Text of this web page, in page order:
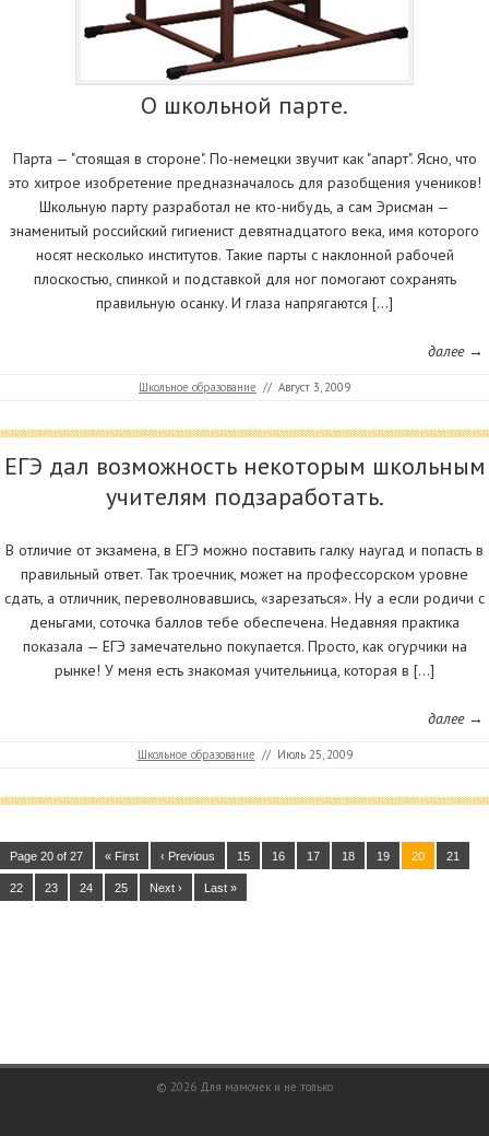
О школьной парте.
Парта — "стоящая в стороне". По-немецки звучит как "апарт". Ясно, что
это хитрое изобретение предназначалось для разобщения учеников!
Школьную парту разработал не кто-нибудь, а сам Эрисман —
знаменитый российский гигиенист девятнадцатого века, имя которого
носят несколько институтов. Такие парты с наклонной рабочей
плоскостью, спинкой и подставкой для ног помогают сохранять
правильную осанку. И глаза напрягаются […]
далее →
Школьное образование // Август 3, 2009
ЕГЭ дал возможность некоторым школьным
учителям подзаработать.
В отличие от экзамена, в ЕГЭ можно поставить галку наугад и попасть в
правильный ответ. Так троечник, может на профессорском уровне
сдать, а отличник, переволновавшись, «зарезаться». Ну а если родичи с
деньгами, соточка баллов тебе обеспечена. Недавняя практика
показала — ЕГЭ замечательно покупается. Просто, как огурчики на
рынке! У меня есть знакомая учительница, которая в […]
далее →
Школьное образование // Июль 25, 2009
Page 20 of 27 « First ‹ Previous 15 16 17 18 19 20 21
22 23 24 25 Next › Last »
© 2026 Для мамочек и не только